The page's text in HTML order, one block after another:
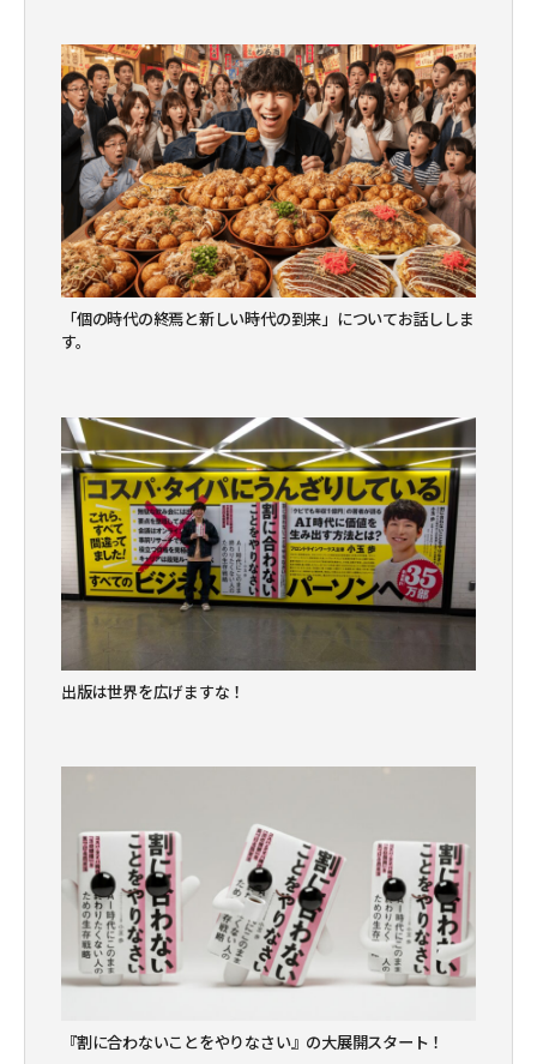
「個の時代の終焉と新しい時代の到来」についてお話ししま
す。
出版は世界を広げますな！
『割に合わないことをやりなさい』の大展開スタート！